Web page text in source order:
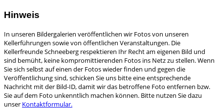
Hinweis
In unseren Bildergalerien veröffentlichen wir Fotos von unseren
Kellerführungen sowie von öffentlichen Veranstaltungen. Die
Kellerfreunde Schneeberg respektieren Ihr Recht am eigenen Bild und
sind bemüht, keine kompromittierenden Fotos ins Netz zu stellen. Wenn
Sie sich selbst auf einen der Fotos wieder finden und gegen die
Veröffentlichung sind, schicken Sie uns bitte eine entsprechende
Nachricht mit der Bild-ID, damit wir das betroffene Foto entfernen bzw.
Sie auf dem Foto unkenntlich machen können. Bitte nutzen Sie dazu
unser Kontaktformular.